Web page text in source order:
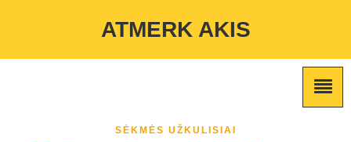
/home/atmerkakis/public_html/wp-content/themes/marketing-
ATMERK AKIS
SĖKMĖS UŽKULISIAI